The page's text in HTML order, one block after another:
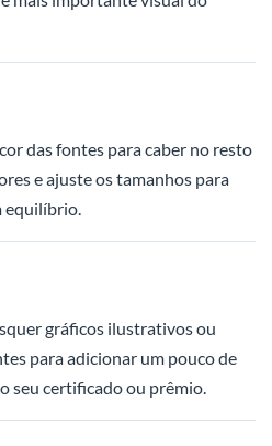
das fontes para caber no resto
e ajuste os tamanhos para
equilíbrio.
gráficos ilustrativos ou
para adicionar um pouco de
seu certificado ou prêmio.